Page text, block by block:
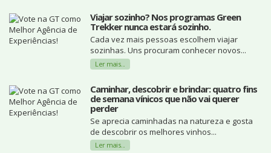
Viajar sozinho? Nos programas Green
Trekker nunca estará sozinho.
Cada vez mais pessoas escolhem viajar
sozinhas. Uns procuram conhecer novos...
Ler mais...
Caminhar, descobrir e brindar: quatro fins
de semana vínicos que não vai querer
perder
Se aprecia caminhadas na natureza e gosta
de descobrir os melhores vinhos...
Ler mais...